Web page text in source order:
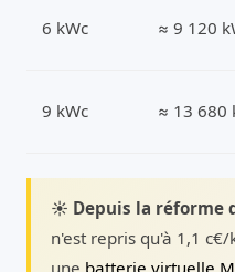
6 kWc ≈ 9 120
9 kWc ≈ 13 680
☀️ Depuis la réforme
n'est repris qu'à 1,1
une batterie virtuelle